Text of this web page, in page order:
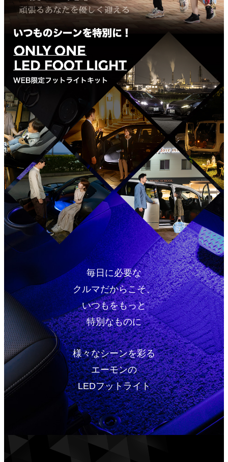
毎日に必要な
クルマだからこそ、
いつもをもっと
特別なものに
様々なシーンを彩る
エーモンの
LEDフットライト